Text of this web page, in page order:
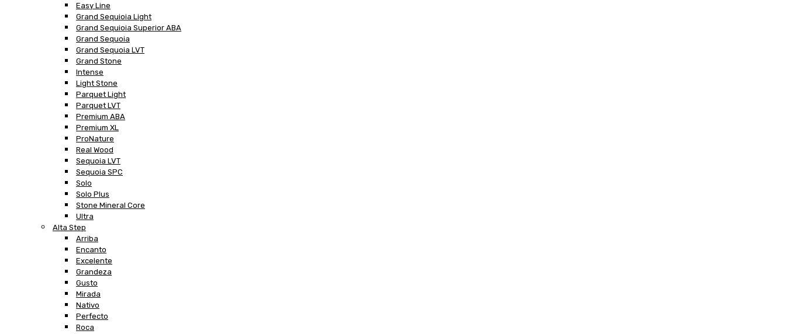
Easy Line
Grand Sequioia Light
Grand Sequioia Superior ABA
Grand Sequoia
Grand Sequoia LVT
Grand Stone
Intense
Light Stone
Parquet Light
Parquet LVT
Premium ABA
Premium XL
ProNature
Real Wood
Sequoia LVT
Sequoia SPC
Solo
Solo Plus
Stone Mineral Core
Ultra
Alta Step
Arriba
Encanto
Excelente
Grandeza
Gusto
Mirada
Nativo
Perfecto
Roca